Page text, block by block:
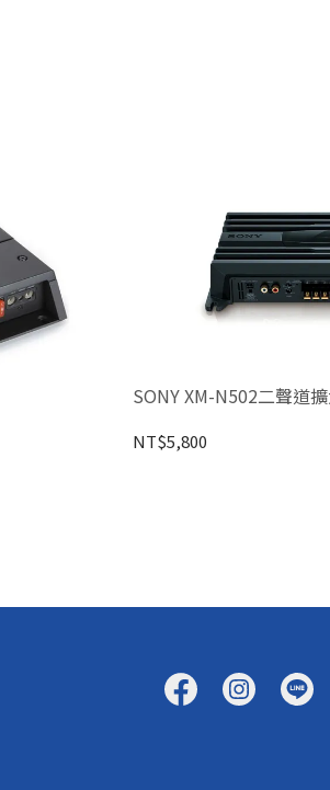
SONY XM-N502二聲道
NT$5,800